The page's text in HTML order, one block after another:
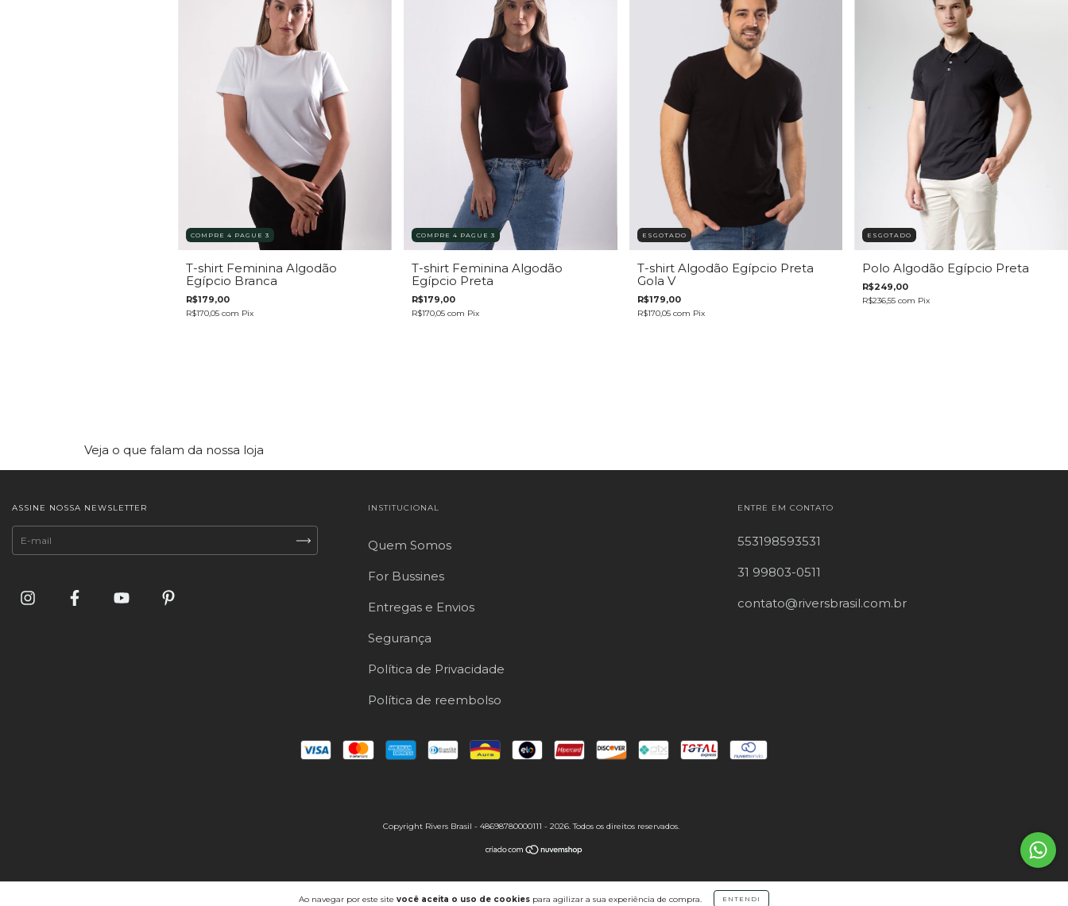
Ao navegar por este site você aceita o uso de cookies para agilizar a sua experiência de compra. ENTENDI
COMPRE 4 PAGUE 3
T-shirt Feminina Algodão
Egípcio Branca
R$179,00
R$170,05 com Pix
COMPRE 4 PAGUE 3
T-shirt Feminina Algodão
Egípcio Preta
R$179,00
R$170,05 com Pix
ESGOTADO
T-shirt Algodão Egípcio Preta
Gola V
R$179,00
R$170,05 com Pix
ESGOTADO
Polo Algodão Egípcio Preta
R$249,00
R$236,55com Pix
Veja o que falam da nossa loja
ASSINE NOSSA NEWSLETTER INSTITUCIONAL
Quem Somos
For Bussines
Entregas e Envios
Segurança
Política de Privacidade
Política de reembolso
ENTRE EM CONTATO
553198593531
31 99803-0511
contato@riversbrasil.com.br
Copyright Rivers Brasil - 48698780000111 - 2026. Todos os direitos reservados.